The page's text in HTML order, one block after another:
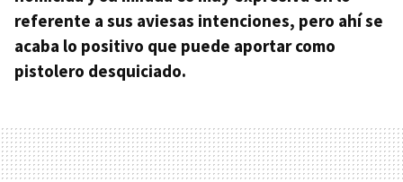
referente a sus aviesas intenciones, pero ahí se
acaba lo positivo que puede aportar como
pistolero desquiciado.